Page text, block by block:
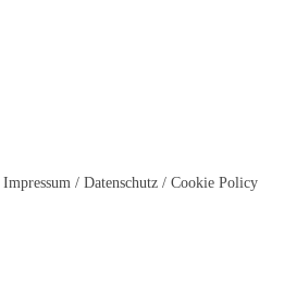
Impressum/ Datenschutz/ Cookie Policy